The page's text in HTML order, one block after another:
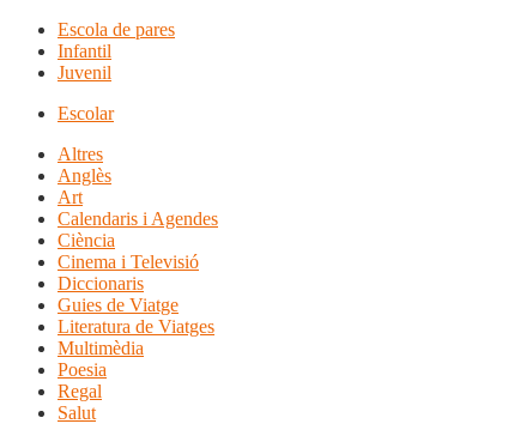
Escola de pares
Infantil
Juvenil
Escolar
Altres
Anglès
Art
Calendaris i Agendes
Ciència
Cinema i Televisió
Diccionaris
Guies de Viatge
Literatura de Viatges
Multimèdia
Poesia
Regal
Salut